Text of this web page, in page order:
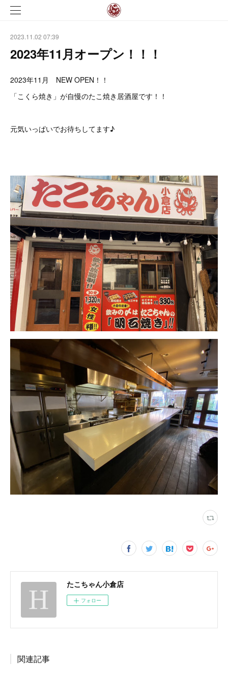
2023.11.02 07:39
2023年11月オープン！！！
2023年11月 NEW OPEN！！
「こくら焼き」が自慢のたこ焼き居酒屋です！！
元気いっぱいでお待ちしてます♪
たこちゃん小倉店
フォロー
関連記事